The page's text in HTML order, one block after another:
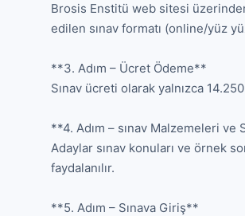
Brosis Enstitü web sitesi
edilen sınav formatı (online/yüz
**3. Adım – Ücret Ödeme**
Sınav ücreti olarak yalnızca
**4. Adım – sınav Malzemeleri ve
Adaylar sınav konuları ve örnek
faydalanılır.
**5. Adım – Sınava Giriş**